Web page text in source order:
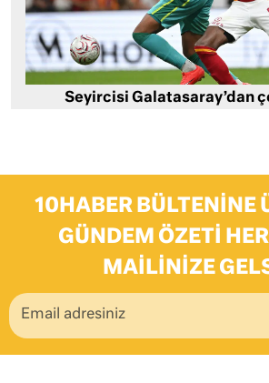
Seyircisi Galatasaray’dan
10HABER BÜLTENINE
GÜNDEM ÖZETI
MAILINIZE